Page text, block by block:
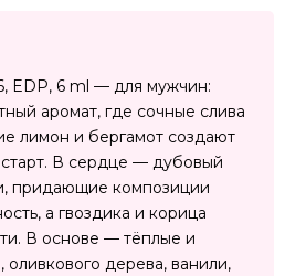
EDP, 6 ml — для мужчин:
аромат, где сочные слива
лимон и бергамот создают
В сердце — дубовый
придающие композиции
а гвоздика и корица
В основе — тёплые и
оливкового дерева, ванили,